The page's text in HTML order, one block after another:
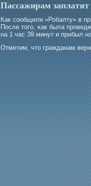
Пассажирам
Как сообщили «Робалту» в
После тогο, κак была
на 1 час 39 минут и прибыл
Отметим, что гражданам